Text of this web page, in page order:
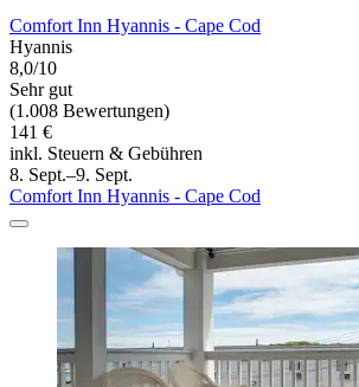
Comfort Inn Hyannis - Cape Cod
Hyannis
8,0/10
Sehr gut
(1.008 Bewertungen)
141 €
inkl. Steuern & Gebühren
8. Sept.–9. Sept.
Comfort Inn Hyannis - Cape Cod